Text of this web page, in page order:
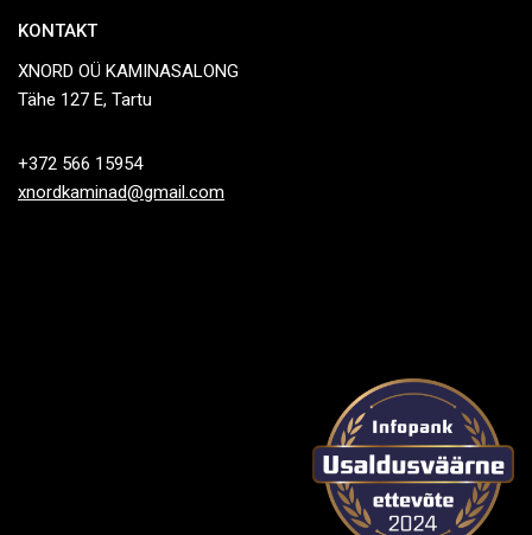
KONTAKT
XNORD OÜ KAMINASALONG
Tähe 127 E, Tartu
+372 566 15954
xnordkaminad@gmail.com